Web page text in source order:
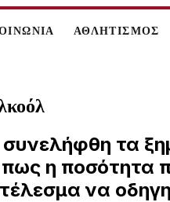
ΑΘΛΗΤΙΣΜΟΣ
τα
η ποσότητα
να